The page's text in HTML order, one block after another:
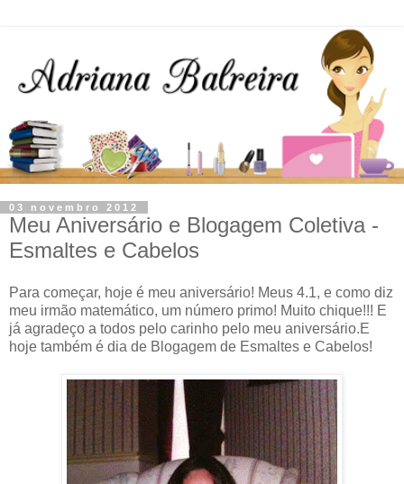
03 novembro 2012
Meu Aniversário e Blogagem Coletiva -
Esmaltes e Cabelos
Para começar, hoje é meu aniversário! Meus 4.1, e como diz
meu irmão matemático, um número primo! Muito chique!!! E
já agradeço a todos pelo carinho pelo meu aniversário.E
hoje também é dia de Blogagem de Esmaltes e Cabelos!